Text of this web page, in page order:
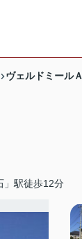
ヴェルドミールＡ
」駅徒歩12分